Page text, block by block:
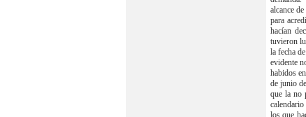
alcance
para
hacían
tuvieron
la fecha
evidente
habidos
de junio
que la no
los que